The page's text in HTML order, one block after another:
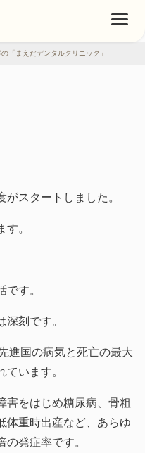
「まえだデンタルクリニック」
がスタートしました。
。
す。
深刻です。
進国の病気と死亡の最大
います。
害をはじめ糖尿病、骨粗
体重時出産など、あらゆ
の発症率です。